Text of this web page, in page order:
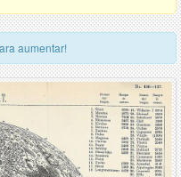
aumentar!